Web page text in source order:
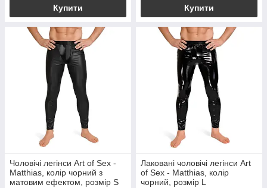
Купити Купити
Чоловічі легінси Art of Sex -
Matthias, колір чорний з
матовим ефектом, розмір S
Лаковані чоловічі легінси Art
of Sex - Matthias, колір
чорний, розмір L